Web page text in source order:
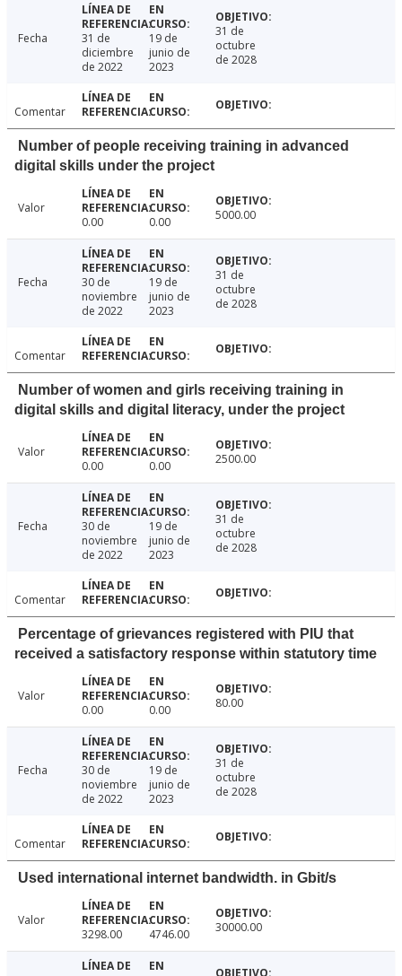
Fecha
31 de
diciembre
de 2022
19 de
junio de
2023
31 de
octubre
de 2028
Comentar
Number of people receiving training in advanced
digital skills under the project
Valor
0.00
0.00 5000.00
Fecha
30 de
noviembre
de 2022
19 de
junio de
2023
31 de
octubre
de 2028
Comentar
Number of women and girls receiving training in
digital skills and digital literacy, under the project
Valor
0.00
0.00 2500.00
Fecha
30 de
noviembre
de 2022
19 de
junio de
2023
31 de
octubre
de 2028
Comentar
Percentage of grievances registered with PIU that
received a satisfactory response within statutory time
Valor
0.00
0.00 80.00
Fecha
30 de
noviembre
de 2022
19 de
junio de
2023
31 de
octubre
de 2028
Comentar
Used international internet bandwidth. in Gbit/s
Valor
3298.00
4746.00 30000.00